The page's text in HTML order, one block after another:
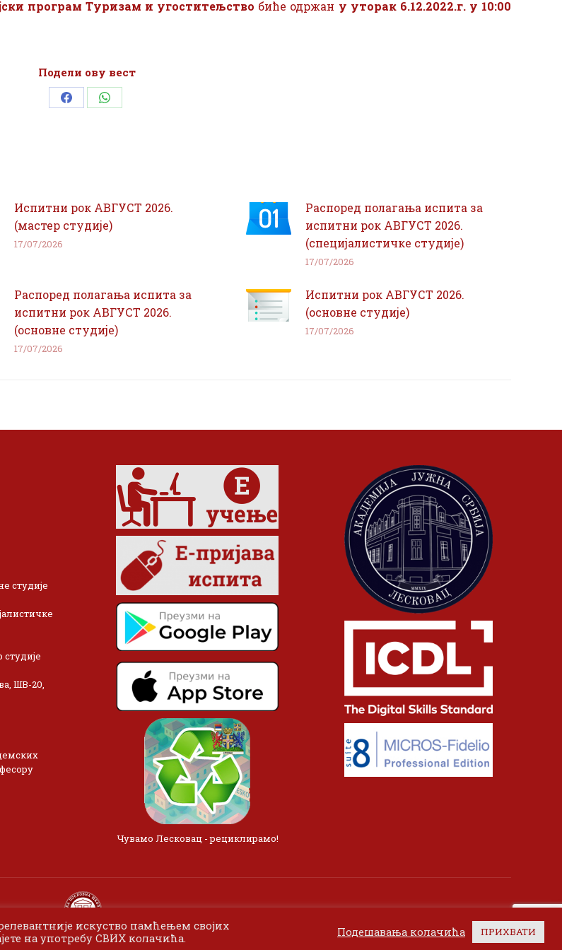
програм Туризам и угоститељство биће одржан у уторак 6.12.2022.г. у 10:00
Подели ову вест
Share Share
Испитни рок АВГУСТ 2026.
(мастер студије)
17/07/2026
Распоред полагања испита за
испитни рок АВГУСТ 2026.
(специјалистичке студије)
17/07/2026
Распоред полагања испита за
испитни рок АВГУСТ 2026.
(основне студије)
17/07/2026
Испитни рок АВГУСТ 2026.
(основне студије)
17/07/2026
студије
ШВ-20,
Чувамо Лесковац - рециклирамо!
пословна школа Лесковац. Сва права задржана.
искуство памћењем својих
на употребу СВИХ колачића.
Подешавања колачића ПРИХВАТИ